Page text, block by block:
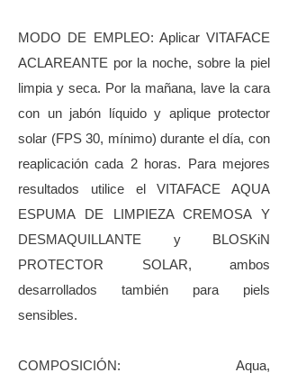
MODO DE EMPLEO: Aplicar VITAFACE
ACLAREANTE por la noche, sobre la piel
limpia y seca. Por la mañana, lave la cara
con un jabón líquido y aplique protector
solar (FPS 30, mínimo) durante el día, con
reaplicación cada 2 horas. Para mejores
resultados utilice el VITAFACE AQUA
ESPUMA DE LIMPIEZA CREMOSA Y
DESMAQUILLANTE y BLOSKiN
PROTECTOR SOLAR, ambos
desarrollados también para piels
sensibles.
COMPOSICIÓN: Aqua,